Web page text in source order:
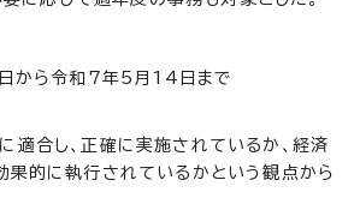
から令和7年5月14日まで
適合し、正確に実施されているか、経済
果的に執行されているかという観点から